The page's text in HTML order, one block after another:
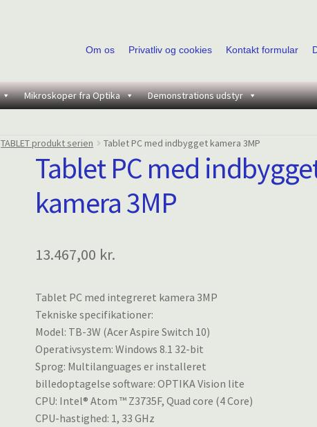
Om os Privatliv og cookies Kontakt formular
Mikroskoper fra Optika Demonstrations udstyr
TABLET produkt serien Tablet PC med indbygget kamera 3MP
Tablet PC med
kamera 3MP
13.467,00 kr.
Tablet PC med integreret kamera 3MP
Tekniske specifikationer:
Model: TB-3W (Acer Aspire Switch 10)
Operativsystem: Windows 8.1 32-bit
Sprog: Multilanguages er installeret
billedoptagelse software: OPTIKA Vision lite
CPU: Intel® Atom ™ Z3735F, Quad core (4 Core)
CPU-hastighed: 1, 33 GHz